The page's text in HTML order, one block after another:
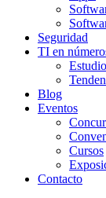
Seguridad
TI en
Blog
Eventos
Cursos
Contacto